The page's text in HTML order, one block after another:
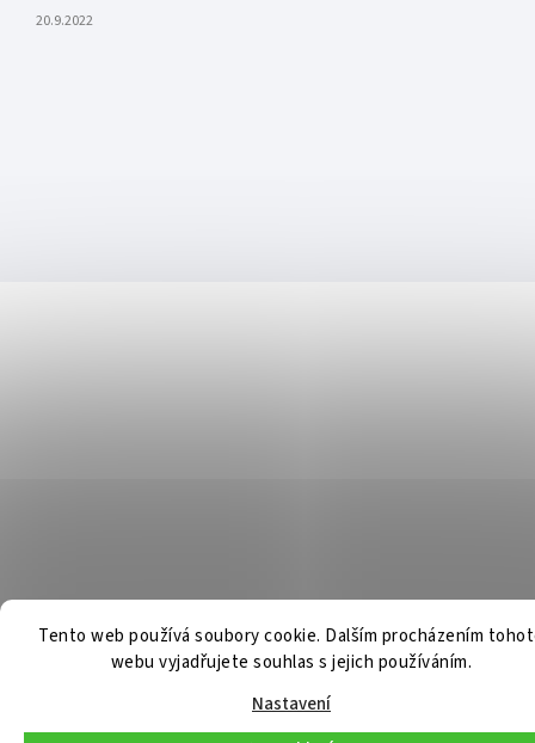
Tento web používá soubory cookie. Dalším procházením
webu vyjadřujete souhlas s jejich používáním.
Nastavení
20.9.2022